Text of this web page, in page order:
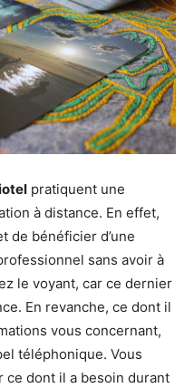
pratiquent une
à distance. En effet,
de bénéficier d’une
sans avoir à
le voyant, car ce dernier
En revanche, ce dont il
vous concernant,
téléphonique. Vous
ce dont il a besoin durant